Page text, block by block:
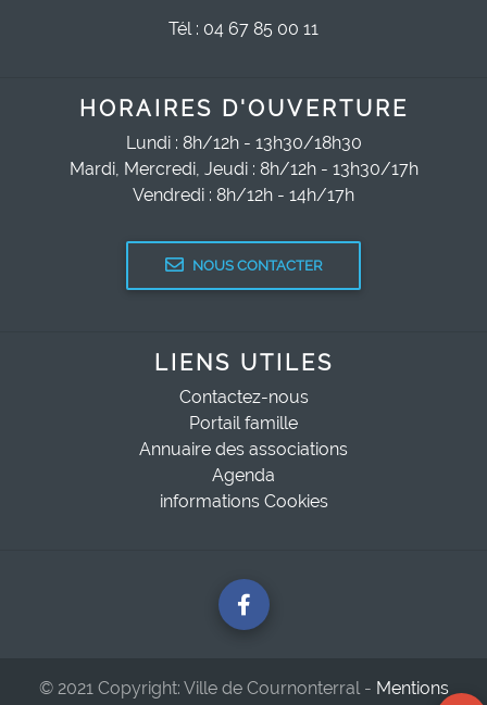
Tél : 04 67 85 00 11
HORAIRES D'OUVERTURE
Lundi : 8h/12h - 13h30/18h30
Mardi, Mercredi, Jeudi : 8h/12h - 13h30/17h
Vendredi : 8h/12h - 14h/17h
NOUS CONTACTER
LIENS UTILES
Contactez-nous
Portail famille
Annuaire des associations
Agenda
informations Cookies
© 2021 Copyright: Ville de Cournonterral - Mentions